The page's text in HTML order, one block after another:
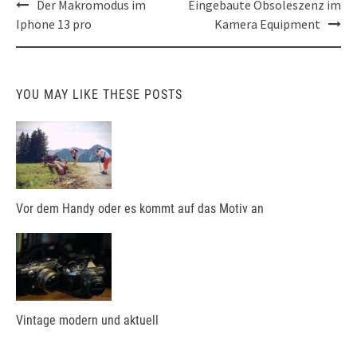
navigation
Der Makromodus im
Iphone 13 pro
Eingebaute Obsoleszenz im
Kamera Equipment
YOU MAY LIKE THESE POSTS
Vor dem Handy oder es kommt auf das Motiv an
Vintage modern und aktuell